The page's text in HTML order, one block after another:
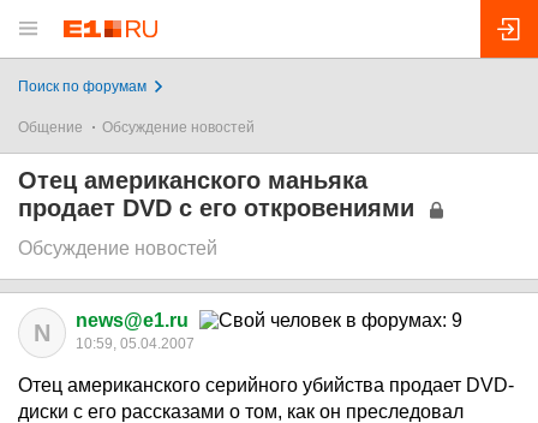
Поиск по форумам
Общение Обсуждение новостей
Отец американского маньяка
продает DVD с его откровениями
Обсуждение новостей
N news@e1.ru
10:59, 05.04.2007
Отец американского серийного убийства продает DVD-
диски с его рассказами о том, как он преследовал